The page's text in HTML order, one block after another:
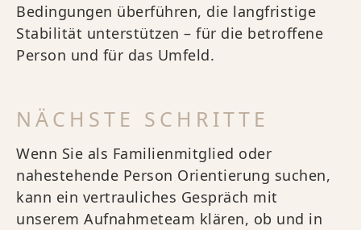
Bedingungen überführen, die langfristige
Stabilität unterstützen – für die betroffene
Person und für das Umfeld.
NÄCHSTE SCHRITTE
Wenn Sie als Familienmitglied oder
nahestehende Person Orientierung suchen,
kann ein vertrauliches Gespräch mit
unserem Aufnahmeteam klären, ob und in